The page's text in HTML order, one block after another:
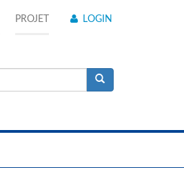
PROJET LOGIN